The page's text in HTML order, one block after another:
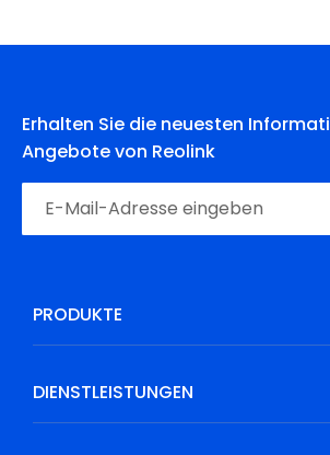
Erhalten Sie die neuesten
Angebote von Reolink
PRODUKTE
DIENSTLEISTUNGEN